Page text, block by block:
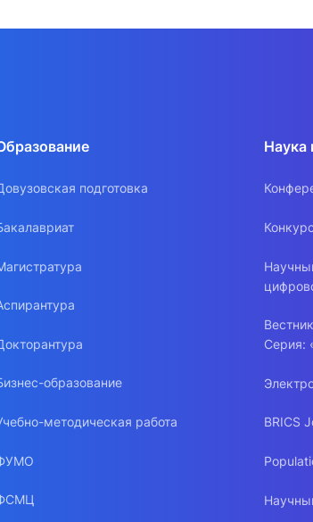
подготовка
образование
методическая работа
Наука
Серия:
BRICS